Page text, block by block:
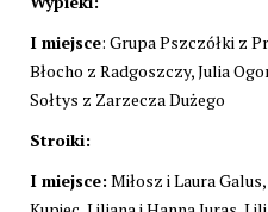
I miejsce: Grupa Pszczółki z
Błocho z Radgoszczy, Julia
Sołtys z Zarzecza Dużego
Stroiki:
I miejsce: Miłosz i Laura